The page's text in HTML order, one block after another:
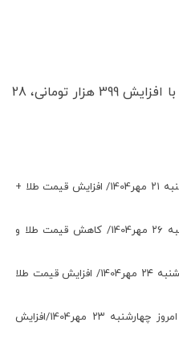
در بازار امروز هر سکه گرمی نیز با افزایش 399 هزار تومانی، 28
قیمت طلا، سکه و دلار امروز دوشنبه ۲۱ مهر1404/ افزایش قیمت‌ طلا +
قیمت طلا، سکه و دلار امروز شنبه ۲۶ مهر1404/ کاهش قیمت طلا و
قیمت طلا، سکه و دلار امروز پنجشنبه ۲۴ مهر1404/ افزایش قیمت‌ طلا
نرخ ارز، دلار، سکه، طلا و یورو امروز چهارشنبه ۲۳ مهر1404/افزایش